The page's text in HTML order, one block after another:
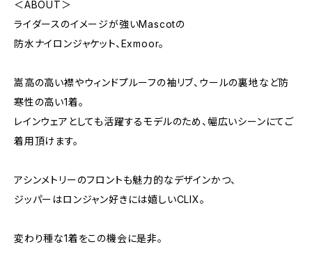
＜ABOUT＞
ライダースのイメージが強いMascotの
防水ナイロンジャケット、Exmoor。
嵩高の高い襟やウィンドプルーフの袖リブ、ウールの裏地など防
寒性の高い1着。
レインウェアとしても活躍するモデルのため、幅広いシーンにてご
着用頂けます。
アシンメトリーのフロントも魅力的なデザインかつ、
ジッパーはロンジャン好きには嬉しいCLIX。
変わり種な1着をこの機会に是非。